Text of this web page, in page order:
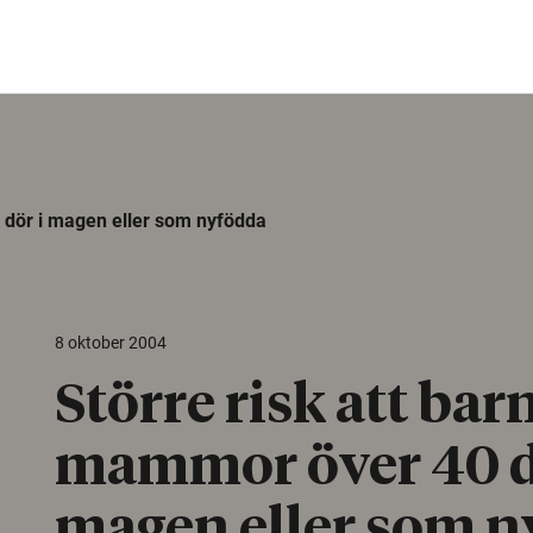
i magen eller som nyfödda
8 oktober 2004
Större risk att
mammor över 40